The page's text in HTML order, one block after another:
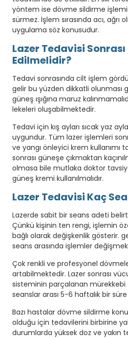
yöntem ise dövme sildirme
sürmez. İşlem sırasında acı, ağrı
uygulama söz konusudur.
Lazer Tedavisi
Edilmelidir?
Tedavi sonrasında cilt işlem
gelir bu yüzden dikkatli olunması
güneş ışığına maruz
lekeleri oluşabilmektedir.
Tedavi için kış ayları sıcak yaz
uygundur. Tüm lazer işlemleri
ve yangı önleyici krem kullanımı
sonrası güneşe çıkmaktan
olmasa bile mutlaka doktor
güneş kremi kullanılmalıdır.
Lazer Tedavisi Kaç
Lazerde sabit bir seans adeti
Çünkü kişinin ten rengi, işlemin
bağlı olarak değişkenlik gösterir.
seans arasında işlemler
Çok renkli ve profesyonel
artabilmektedir. Lazer sonrası
sisteminin parçalanan
seanslar arası 5-6 haftalık bir
Bazı hastalar dövme sildirme
olduğu için tedavilerini birbirine
durumlarda yüksek doz ve yakın